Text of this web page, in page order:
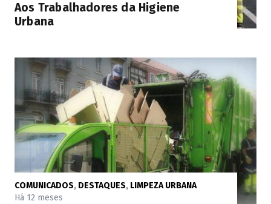
Aos Trabalhadores da Higiene
Urbana
COMUNICADOS, DESTAQUES, LIMPEZA URBANA
Há 12 meses